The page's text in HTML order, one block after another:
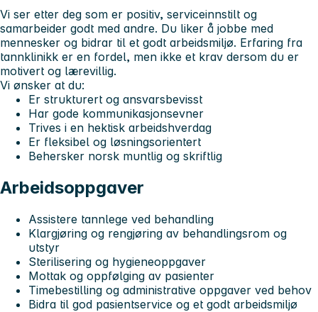
Vi ser etter deg som er positiv, serviceinnstilt og
samarbeider godt med andre. Du liker å jobbe med
mennesker og bidrar til et godt arbeidsmiljø. Erfaring fra
tannklinikk er en fordel, men ikke et krav dersom du er
motivert og lærevillig.
Vi ønsker at du:
Er strukturert og ansvarsbevisst
Har gode kommunikasjonsevner
Trives i en hektisk arbeidshverdag
Er fleksibel og løsningsorientert
Behersker norsk muntlig og skriftlig
Arbeidsoppgaver
Assistere tannlege ved behandling
Klargjøring og rengjøring av behandlingsrom og
utstyr
Sterilisering og hygieneoppgaver
Mottak og oppfølging av pasienter
Timebestilling og administrative oppgaver ved behov
Bidra til god pasientservice og et godt arbeidsmiljø